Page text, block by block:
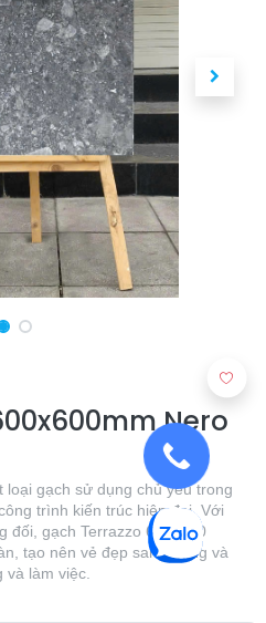
Nero
loại gạch sử dụng chủ yếu trong
trình kiến trúc hiện đại. Với
đối, gạch Terrazzo 600x600
tạo nên vẻ đẹp sang trọng và
làm việc.